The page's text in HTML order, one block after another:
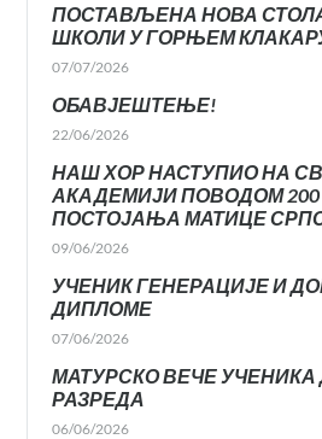
ПОСТАВЉЕНА НОВА
ШКОЛИ У ГОРЊЕМ
07/07/2026
ОБАВЈЕШТЕЊЕ!
22/06/2026
НАШ ХОР НАСТУПИО НА
АКАДЕМИЈИ ПОВОДОМ
ПОСТОЈАЊА МАТИЦЕ
09/06/2026
УЧЕНИК ГЕНЕРАЦИЈЕ И
ДИПЛОМЕ
07/06/2026
МАТУРСКО ВЕЧЕ УЧЕНИКА
РАЗРЕДА
06/06/2026